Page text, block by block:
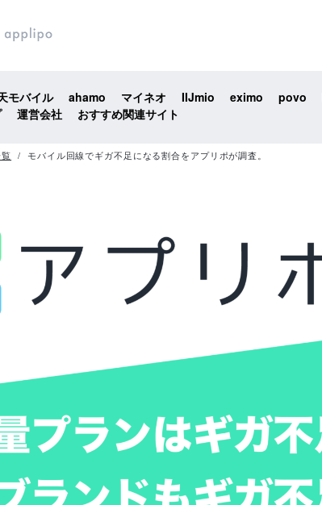
モバイル ahamo マイネオ IIJmio eximo povo
運営会社 おすすめ関連サイト
モバイル回線でギガ不足になる割合をアプリポが調査。